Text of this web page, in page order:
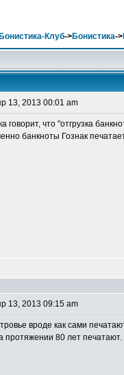
Клуб->Бонистика->
13, 2013 00:01 am
говорит, что "отгрузка
банкноты Гознак
13, 2013 09:15 am
вроде как сами
протяжении 80 лет печатают.